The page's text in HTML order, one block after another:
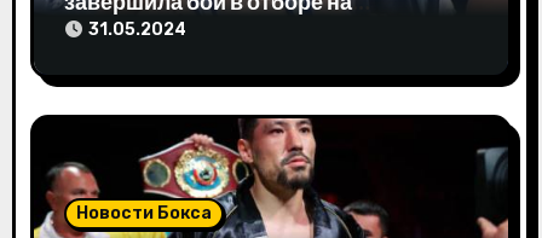
Олимпиаду-2024
31.05.2024
Новости Бокса